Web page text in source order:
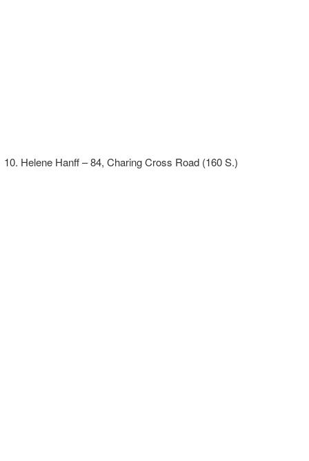
Helene Hanff – 84, Charing Cross Road (160 S.)